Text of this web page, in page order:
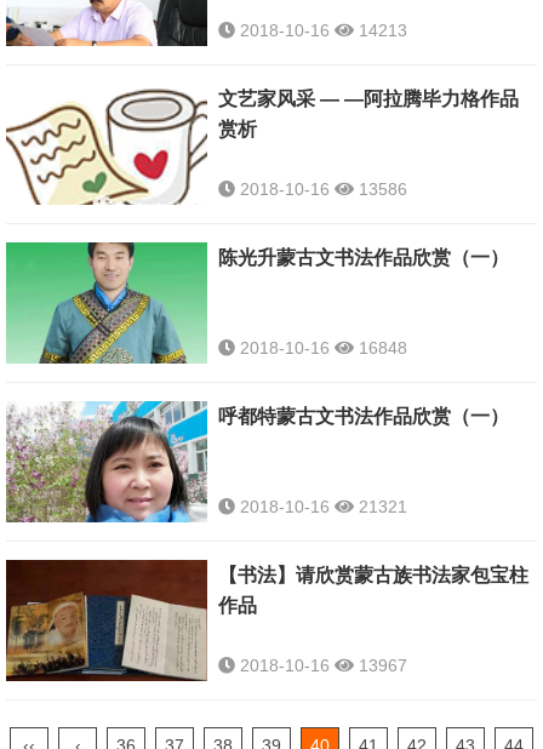
2018-10-16 14213
文艺家风采 — —阿拉腾毕力格作品
赏析
2018-10-16 13586
陈光升蒙古文书法作品欣赏（一）
2018-10-16 16848
呼都特蒙古文书法作品欣赏（一）
2018-10-16 21321
【书法】请欣赏蒙古族书法家包宝柱
作品
2018-10-16 13967